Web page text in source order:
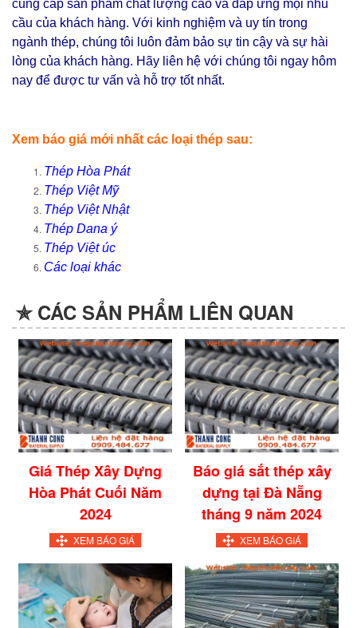
cung cấp sản phẩm chất lượng cao và đáp ứng mọi nhu
cầu của khách hàng. Với kinh nghiệm và uy tín trong
ngành thép, chúng tôi luôn đảm bảo sự tin cậy và sự hài
lòng của khách hàng. Hãy liên hệ với chúng tôi ngay hôm
nay để được tư vấn và hỗ trợ tốt nhất.
Xem báo giá mới nhất các loại thép sau:
Thép Hòa Phát
Thép Việt Mỹ
Thép Việt Nhật
Thép Dana ý
Thép Việt úc
Các loại khác
✯ CÁC SẢN PHẨM LIÊN QUAN
Giá Thép Xây Dựng
Hòa Phát Cuối Năm
2024
XEM BÁO GIÁ
Báo giá sắt thép xây
dựng tại Đà Nẵng
tháng 9 năm 2024
XEM BÁO GIÁ